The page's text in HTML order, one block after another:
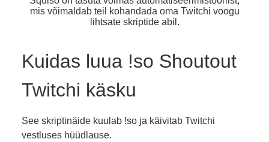
mis võimaldab teil kohandada oma Twitchi voogu
lihtsate skriptide abil.
Kuidas luua !so Shoutout
Twitchi käsku
See skriptinäide kuulab !so ja käivitab Twitchi
vestluses hüüdlause.